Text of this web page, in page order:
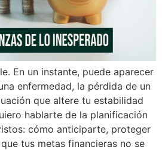
En un instante, puede aparecer
enfermedad, la pérdida de un
que altere tu estabilidad
hablarte de la planificación
cómo anticiparte, proteger
tus metas financieras no se